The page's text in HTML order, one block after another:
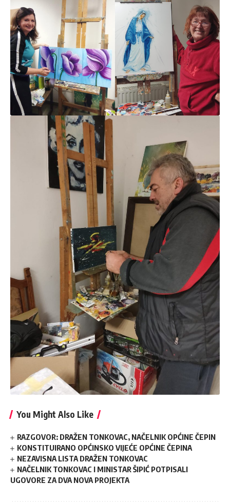
You Might Also Like
RAZGOVOR: DRAŽEN TONKOVAC, NAČELNIK OPĆINE ČEPIN
KONSTITUIRANO OPĆINSKO VIJEĆE OPĆINE ČEPINA
NEZAVISNA LISTA DRAŽEN TONKOVAC
NAČELNIK TONKOVAC I MINISTAR ŠIPIĆ POTPISALI
UGOVORE ZA DVA NOVA PROJEKTA